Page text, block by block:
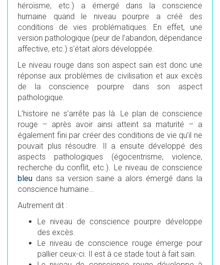
héroïsme, etc.) a émergé dans la conscience
humaine quand le niveau pourpre a créé des
conditions de vies problématiques. En effet, une
version pathologique (peur de l’abandon, dépendance
affective, etc.) s'était alors développée.
Le niveau rouge dans son aspect sain est donc une
réponse aux problèmes de civilisation et aux excès
de la conscience pourpre dans son aspect
pathologique.
L’histoire ne s’arrête pas là. Le plan de conscience
rouge – après avoir ainsi atteint sa maturité – a
également fini par créer des conditions de vie qu’il ne
pouvait plus résoudre. Il a ensuite développé des
aspects pathologiques (égocentrisme, violence,
recherche du conflit, etc.). Le niveau de conscience
bleu dans sa version saine a alors émergé dans la
conscience humaine…
Autrement dit :
Le niveau de conscience pourpre développe
des excès.
Le niveau de conscience rouge émerge pour
pallier ceux-ci. Il est à ce stade tout à fait sain.